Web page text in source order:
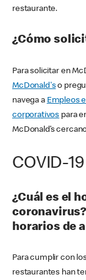
restaurante.
¿Cómo
Para solicitar en
McDonald'so
navega a Empleos
corporativos para
McDonald’s
COVID-19
¿Cuál es el
horarios de
Para cumplir con
restaurantes han